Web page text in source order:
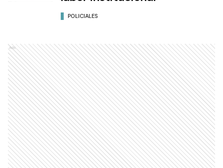
POLICIALES
Ads